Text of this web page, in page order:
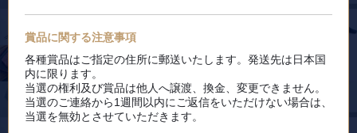
賞品に関する注意事項
各種賞品はご指定の住所に郵送いたします。発送先は日本国
内に限ります。
当選の権利及び賞品は他人へ譲渡、換金、変更できません。
当選のご連絡から1週間以内にご返信をいただけない場合は、
当選を無効とさせていただきます。